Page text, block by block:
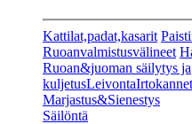
Kattilat,padat,kasarit
Ruoanvalmistusvälineet
Ruoan&juoman säilytys ja
kuljetusLeivontaIrtokannet
Marjastus&Sienestys
Säilöntä